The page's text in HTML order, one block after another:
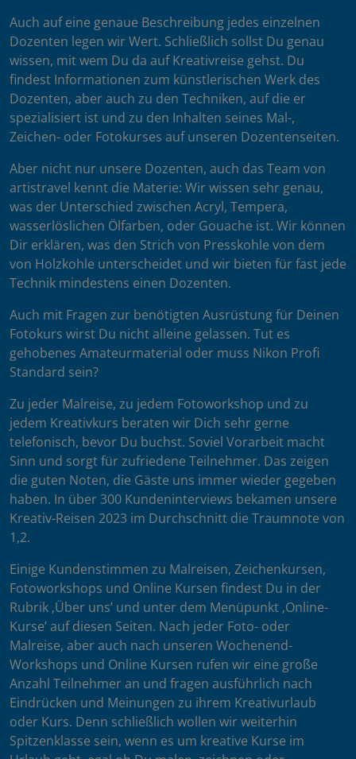
Auch auf eine genaue Beschreibung jedes einzelnen
Dozenten legen wir Wert. Schließlich sollst Du genau
wissen, mit wem Du da auf Kreativreise gehst. Du
findest Informationen zum künstlerischen Werk des
Dozenten, aber auch zu den Techniken, auf die er
spezialisiert ist und zu den Inhalten seines Mal-,
Zeichen- oder Fotokurses auf unseren Dozentenseiten.
Aber nicht nur unsere Dozenten, auch das Team von
artistravel kennt die Materie: Wir wissen sehr genau,
was der Unterschied zwischen Acryl, Tempera,
wasserlöslichen Ölfarben, oder Gouache ist. Wir können
Dir erklären, was den Strich von Presskohle von dem
von Holzkohle unterscheidet und wir bieten für fast jede
Technik mindestens einen Dozenten.
Auch mit Fragen zur benötigten Ausrüstung für Deinen
Fotokurs wirst Du nicht alleine gelassen. Tut es
gehobenes Amateurmaterial oder muss Nikon Profi
Standard sein?
Zu jeder Malreise, zu jedem Fotoworkshop und zu
jedem Kreativkurs beraten wir Dich sehr gerne
telefonisch, bevor Du buchst. Soviel Vorarbeit macht
Sinn und sorgt für zufriedene Teilnehmer. Das zeigen
die guten Noten, die Gäste uns immer wieder gegeben
haben. In über 300 Kundeninterviews bekamen unsere
Kreativ-Reisen 2023 im Durchschnitt die Traumnote von
1,2.
Einige Kundenstimmen zu Malreisen, Zeichenkursen,
Fotoworkshops und Online Kursen findest Du in der
Rubrik ‚Über uns’ und unter dem Menüpunkt ‚Online-
Kurse’ auf diesen Seiten. Nach jeder Foto- oder
Malreise, aber auch nach unseren Wochenend-
Workshops und Online Kursen rufen wir eine große
Anzahl Teilnehmer an und fragen ausführlich nach
Eindrücken und Meinungen zu ihrem Kreativurlaub
oder Kurs. Denn schließlich wollen wir weiterhin
Spitzenklasse sein, wenn es um kreative Kurse im